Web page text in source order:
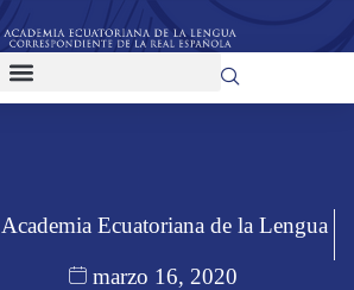
Academia Ecuatoriana de la Lengua
marzo 16, 2020